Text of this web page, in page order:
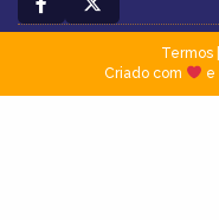
Termos|
Criado com
e